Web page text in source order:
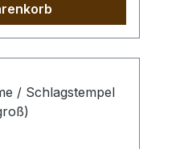
Ihnen noch
Bitte benutzen Sie
einen geeigneten
Der